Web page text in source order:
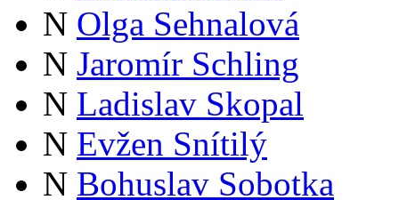
N Olga Sehnalová
N Jaromír Schling
N Ladislav Skopal
N Evžen Snítilý
N Bohuslav Sobotka